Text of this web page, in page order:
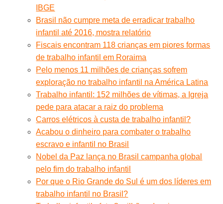
IBGE
Brasil não cumpre meta de erradicar trabalho
infantil até 2016, mostra relatório
Fiscais encontram 118 crianças em piores formas
de trabalho infantil em Roraima
Pelo menos 11 milhões de crianças sofrem
exploração no trabalho infantil na América Latina
Trabalho infantil: 152 milhões de vítimas, a Igreja
pede para atacar a raiz do problema
Carros elétricos à custa de trabalho infantil?
Acabou o dinheiro para combater o trabalho
escravo e infantil no Brasil
Nobel da Paz lança no Brasil campanha global
pelo fim do trabalho infantil
Por que o Rio Grande do Sul é um dos líderes em
trabalho infantil no Brasil?